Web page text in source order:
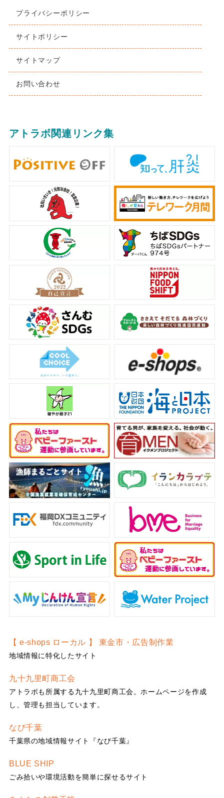
プライバシーポリシー
サイトポリシー
サイトマップ
お問い合わせ
アトラボ関連リンク集
【 e-shops ローカル 】 東金市・広告制作業
地域情報に特化したサイト
九十九里町商工会
アトラボも所属する九十九里町商工会。ホームページを作成
し、管理も担当しています。
なび千葉
千葉県の地域情報サイト『なび千葉』
BLUE SHIP
ごみ拾いや環境活動を簡単に探せるサイト